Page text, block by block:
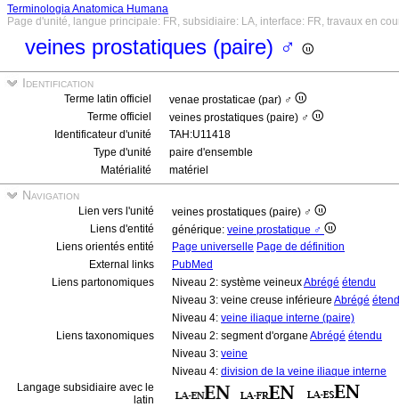
Terminologia Anatomica Humana
Page d'unité, langue principale: FR, subsidiaire: LA, interface: FR, travaux en
veines prostatiques (paire) ♂
Identification
Terme latin officiel
venae prostaticae (par) ♂
Terme officiel
veines prostatiques (paire) ♂
Identificateur d'unité
TAH:U11418
Type d'unité
paire d'ensemble
Matérialité
matériel
Navigation
Lien vers l'unité
veines prostatiques (paire) ♂
Liens d'entité
générique: veine prostatique ♂
Liens orientés entité
Page universelle Page de définition
External links
PubMed
Liens partonomiques
Niveau 2: système veineuxAbrégé étendu
Niveau 3: veine creuse inférieure Abrégé
Niveau 4: veine iliaque interne (paire)
Liens taxonomiques
Niveau 2: segment d'organe Abrégé étendu
Niveau 3: veine
Niveau 4: division de la veine iliaque interne
Langage subsidiaire avec le
latin